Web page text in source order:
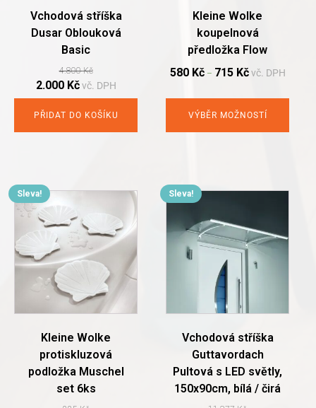
Vchodová stříška
Dusar Oblouková
Basic
4.800Kč
Original
was:
4.800 Kč.
2.000 KčCurrent
2.000 Kč.
vč. DPH
PŘIDAT DO KOŠÍKU
Kleine Wolke
koupelnová
předložka Flow
580 Kč– 715 Kč vč. DPH
VÝBĚR MOŽNOSTÍ
product
page
Sleva!
Kleine Wolke
protiskluzová
podložka Muschel
set 6ks
This
product
multiple
variants.
The
options
be
product
Sleva!
Vchodová stříška
Guttavordach
Pultová s LED světly,
150x90cm, bílá / čirá